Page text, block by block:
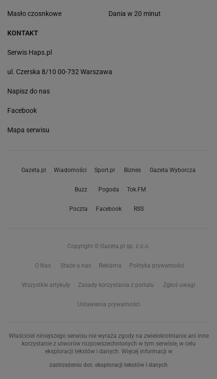
Masło czosnkowe Dania w 20 minut
KONTAKT
Serwis Haps.pl
ul. Czerska 8/10 00-732 Warszawa
Napisz do nas
Facebook
Mapa serwisu
Gazeta.pl Wiadomości Sport.pl Biznes Gazeta Wyborcza
Buzz Pogoda Tok.FM
Poczta Facebook RSS
Copyright © Gazeta.pl sp. z o.o.
O Nas Staże u nas Reklama Polityka prywatności
Wszystkie artykuły Zasady korzystania z portalu Zgłoś uwagi
Ustawienia prywatności
Właściciel niniejszego serwisu nie wyraża zgody na zwielokrotnianie ani inne
korzystanie z utworów rozpowszechnionych w tym serwisie, w celu
eksploracji tekstów i danych. Więcej informacji w
zastrzeżeniu dot. eksploracji tekstów i danych